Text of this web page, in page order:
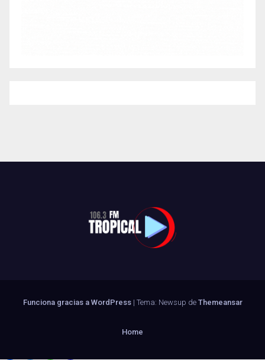
Funciona gracias a WordPress | Tema: Newsup de Themeansar
Home